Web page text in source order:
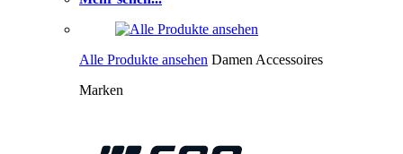
Alle Produkte ansehen Damen Accessoires
Marken